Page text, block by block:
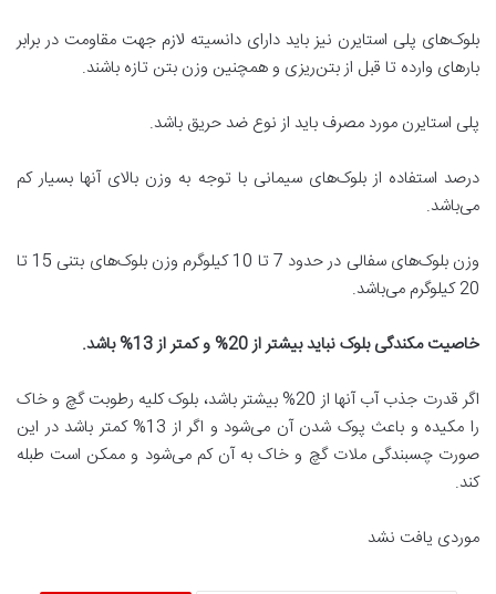
بلوک‌های پلی استایرن نیز باید دارای دانسیته لازم جهت مقاومت در برابر
بارهای وارده تا قبل از بتن‌ریزی و همچنین وزن بتن تازه باشند.
پلی استایرن مورد مصرف باید از نوع ضد حریق باشد.
درصد استفاده از بلوک‌های سیمانی با توجه به وزن بالای آنها بسیار کم
می‌باشد.
وزن بلوک‌های سفالی در حدود 7 تا 10 کیلوگرم وزن بلوک‌های بتنی 15 تا
20 کیلوگرم می‌باشد.
خاصیت مکندگی بلوک نباید بیشتر از 20% و کمتر از 13% باشد
.
اگر قدرت جذب آب آنها از 20% بیشتر باشد، بلوک کلیه رطوبت گچ و خاک
را مکیده و باعث پوک شدن آن می‌شود و اگر از 13% کمتر باشد در این
صورت چسبندگی ملات گچ و خاک به آن کم می‌شود و ممکن است طبله
کند.
موردی یافت نشد